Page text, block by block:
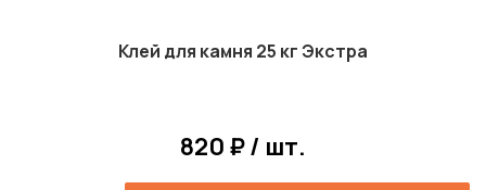
Клей для камня 25 кг Экстра
820 ₽ / шт.